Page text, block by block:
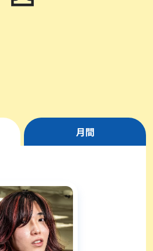
月間